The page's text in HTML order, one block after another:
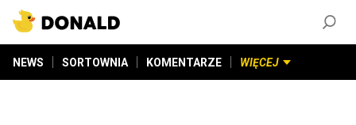
NEWS SORTOWNIA KOMENTARZE WIĘCEJ